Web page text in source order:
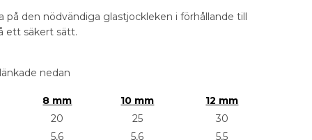
den nödvändiga glastjockleken i förhållande till
ett säkert sätt.
nedan
8 mm 10 mm
12 mm
20
25
30
5,6
5,6
5,5